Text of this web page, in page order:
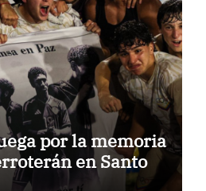
por la memoria
en Santo